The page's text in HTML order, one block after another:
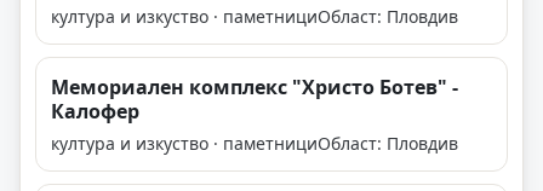
култура и изкуство · паметнициОбласт: Пловдив
Мемориален комплекс "Христо Ботев" -
Калофер
култура и изкуство · паметнициОбласт: Пловдив